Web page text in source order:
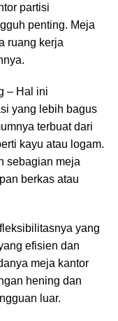
partisi
penting. Meja
ruang kerja
– Hal ini
yang lebih bagus
terbuat dari
kayu atau logam.
sebagian meja
berkas atau
yang
efisien dan
meja kantor
hening dan
luar.